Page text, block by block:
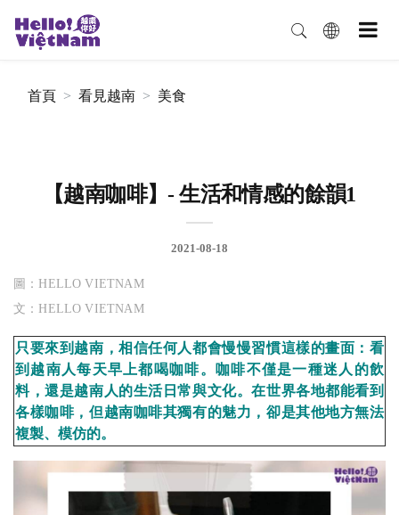
首頁 看見越南 美食
【越南咖啡】- 生活和情感的餘韻1
2021-08-18
圖：HELLO VIETNAM
文：HELLO VIETNAM
只要來到越南，相信任何人都會慢慢習慣這樣的畫面：看
到越南人每天早上都喝咖啡。咖啡不僅是一種迷人的飲
料，還是越南人的生活日常與文化。在世界各地都能看到
各樣咖啡，但越南咖啡其獨有的魅力，卻是其他地方無法
複製、模仿的。